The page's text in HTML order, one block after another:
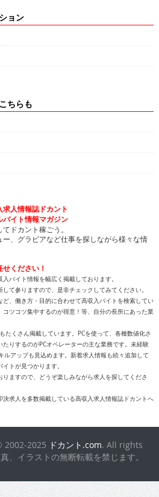
ョン
ちらも
人情報誌ドカント
バイト情報マガジン
ドカント稼ごう。
、グラビアなど仕事を探しながら様々な情
ください！
バイト情報を幅広く掲載しております。
て参りますので、是非チェックしてみてください。
、働き方・目的に合わせて高収入バイトを検索してい
ツコツ集中するのが得意！等、自分の長所にあった業
たくさん掲載しています。PCを使って、各種数値化さ
りするのがPCオペレーターの主な業務です。未経験
ルアップも見込めます。新着求人情報も続々追加して
トが見つかります。
ますので、どうぞ楽しみながら求人を探してくださ
求人を多数掲載している高収入求人情報誌ドカントへ
2025 ドカント.com. All rights
イラストの無断転載を禁じます。